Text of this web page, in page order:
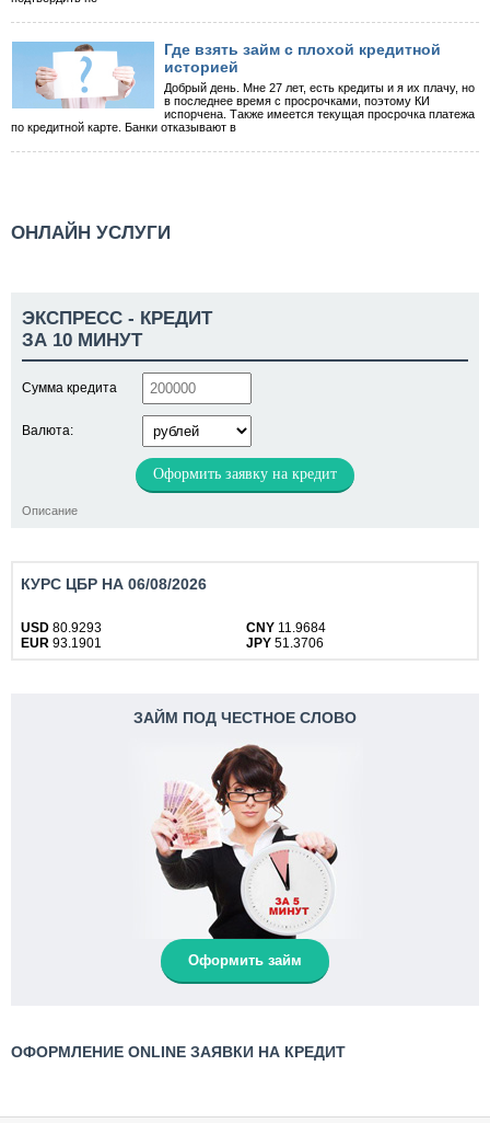
Где взять займ с плохой кредитной
историей
Добрый день. Мне 27 лет, есть кредиты и я их плачу, но
в последнее время с просрочками, поэтому КИ
испорчена. Также имеется текущая просрочка платежа
по кредитной карте. Банки отказывают в
ОНЛАЙН УСЛУГИ
ЭКСПРЕСС - КРЕДИТ
ЗА 10 МИНУТ
Сумма кредита
Валюта:
Оформить заявку на кредит
Описание
КУРС ЦБР НА 06/08/2026
USD 80.9293 CNY 11.9684
EUR 93.1901 JPY 51.3706
ЗАЙМ ПОД ЧЕСТНОЕ СЛОВО
Оформить займ
ОФОРМЛЕНИЕ ONLINE ЗАЯВКИ НА КРЕДИТ